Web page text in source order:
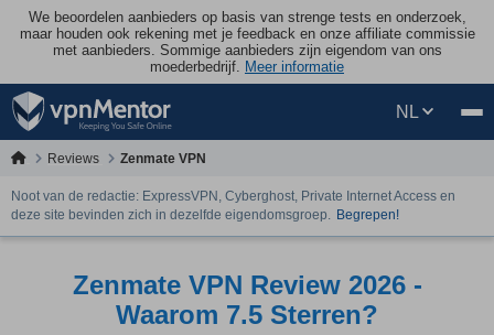
We beoordelen aanbieders op basis van strenge tests en onderzoek,
maar houden ook rekening met je feedback en onze affiliate commissie
met aanbieders. Sommige aanbieders zijn eigendom van ons
moederbedrijf. Meer informatie
NL
Reviews Zenmate VPN
Noot van de redactie: ExpressVPN, Cyberghost, Private Internet Access en
deze site bevinden zich in dezelfde eigendomsgroep. Begrepen!
Zenmate VPN Review 2026 -
Waarom 7.5 Sterren?